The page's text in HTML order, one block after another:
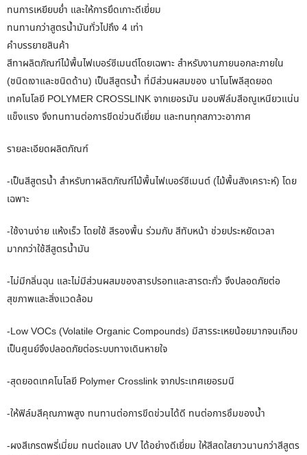
ทนการเหยียบย่ำ และให้การยึดเกาะดีเยี่ยม
ทนทานกว่าสูตรน้ำมันทั่วไปถึง 4 เท่า
คำบรรยายสินค้า
สีทาผลิตภัณฑ์ไม้พื้นไฟเบอร์ซีเมนต์โดยเฉพาะ สำหรับงานภายนอกละภายใน
(ชนิดเงาและชนิดด้าน) เป็นสีสูตรน้ำ ที่มีส่วนผสมของ นาโนโพลีสุดยอด
เทคโนโลยี POLYMER CROSSLINK จากเยอรมัน มอบฟิล์มสีอณูเหนียวแน่น
แข็งแรง จึงทนทานต่อการขีดข่วนดีเยี่ยม และทนทุกสภาวะอากาศ
รายละเอียดผลิตภัณฑ์
-เป็นสีสูตรน้ำ สำหรับทาผลิตภัณฑ์ไม้พื้นไฟเบอร์ซีเมนต์ (ไม้พื้นสังเคราะห์) โดย
เฉพาะ
-ใช้งานง่าย แห้งเร็ว โดยใช้ สีรองพื้น ร่วมกับ สีทับหน้า ช่วยประหยัดเวลา
มากกว่าใช้สีสูตรน้ำมัน
-ไม่มีกลิ่นฉุน และไม่มีส่วนผสมของสารปรอทและสารตะกั่ว จึงปลอดภัยต่อ
สุขภาพและสิ่งแวดล้อม
-Low VOCs (Volatile Organic Compounds) มีสารระเหยน้อยมากจนเกือบ
เป็นศูนย์จึงปลอดภัยต่อระบบทางเดินหายใจ
-สุดยอดเทคโนโลยี Polymer Crosslink จากประเทศเยอรมนี
-ให้ฟิล์มสีคุณภาพสูง ทนทานต่อการขีดข่วนได้ดี ทนต่อการซึมของน้ำ
-ผงสีเกรตพรี่เมี่ยม ทนต่อแสง UV ได้อย่างดีเยี่ยม ให้สีสดใสยาวนานกว่าสีสูตร